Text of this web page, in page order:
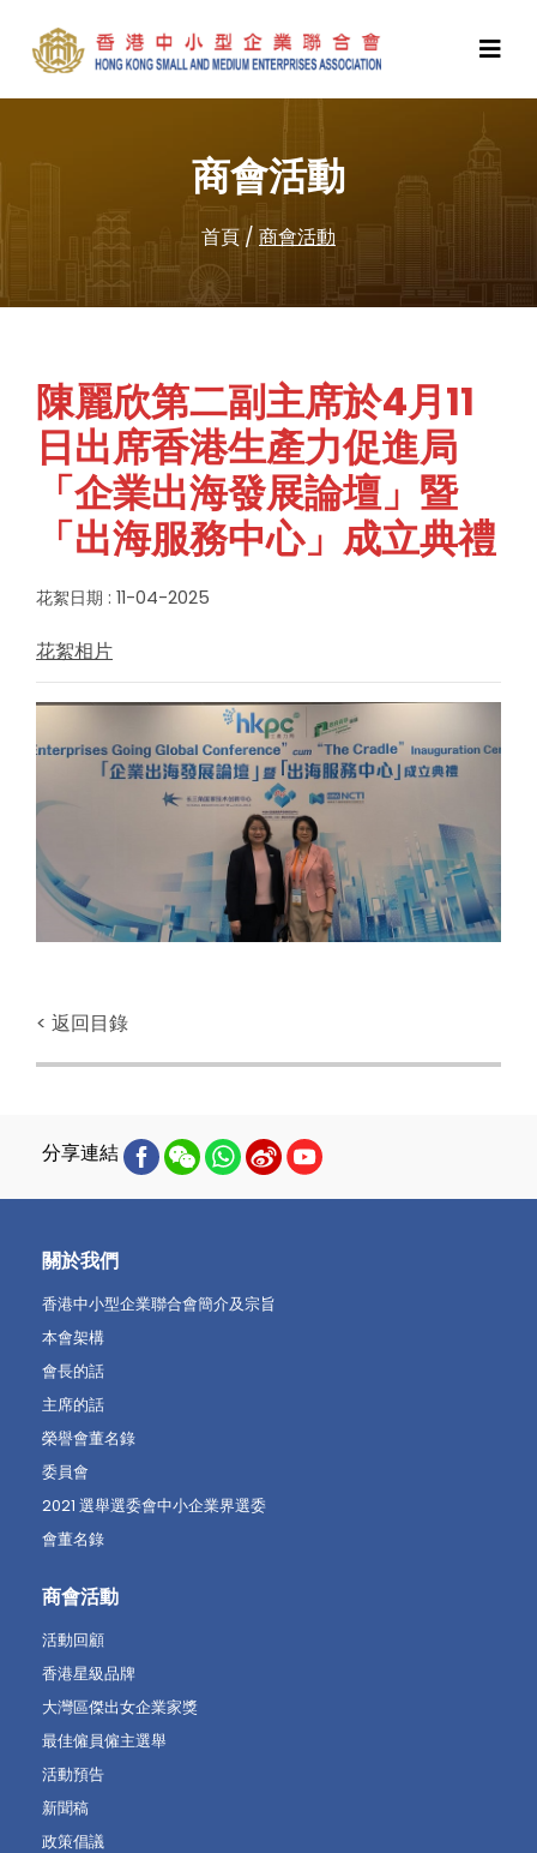
商會活動
首頁/ 商會活動
陳麗欣第二副主席於4月11
日出席香港生產力促進局
「企業出海發展論壇」暨
「出海服務中心」成立典禮
花絮日期 : 11-04-2025
花絮相片
< 返回目錄
分享連結
關於我們
香港中小型企業聯合會簡介及宗旨
本會架構
會長的話
主席的話
榮譽會董名錄
委員會
2021 選舉選委會中小企業界選委
會董名錄
商會活動
活動回顧
香港星級品牌
大灣區傑出女企業家獎
最佳僱員僱主選舉
活動預告
新聞稿
政策倡議